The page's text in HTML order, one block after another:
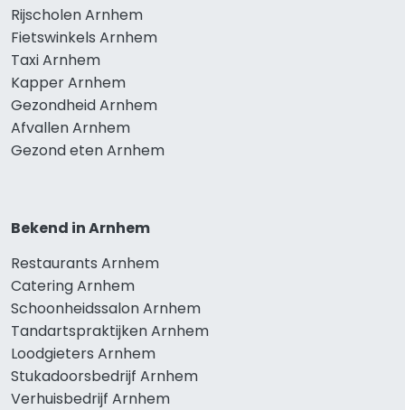
Rijscholen Arnhem
Fietswinkels Arnhem
Taxi Arnhem
Kapper Arnhem
Gezondheid Arnhem
Afvallen Arnhem
Gezond eten Arnhem
Bekend in Arnhem
Restaurants Arnhem
Catering Arnhem
Schoonheidssalon Arnhem
Tandartspraktijken Arnhem
Loodgieters Arnhem
Stukadoorsbedrijf Arnhem
Verhuisbedrijf Arnhem